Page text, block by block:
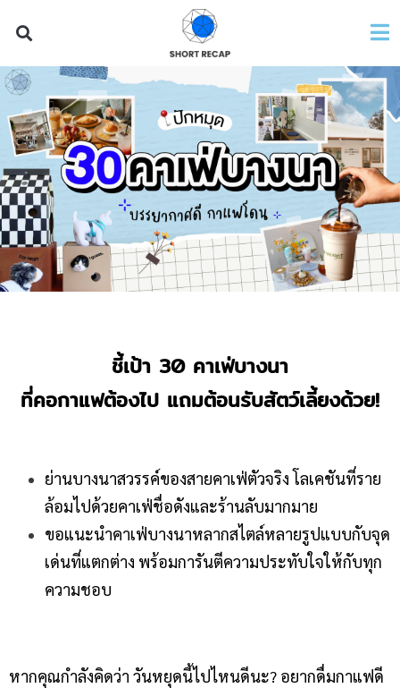
ชี้เป้า 30 คาเฟ่บางนา
ที่คอกาแฟต้องไป แถมต้อนรับสัตว์เลี้ยงด้วย!
ย่านบางนาสวรรค์ของสายคาเฟ่ตัวจริง โลเคชันที่ราย
ล้อมไปด้วยคาเฟ่ชื่อดังและร้านลับมากมาย
ขอแนะนำคาเฟ่บางนาหลากสไตล์หลายรูปแบบกับจุด
เด่นที่แตกต่าง พร้อมการันตีความประทับใจให้กับทุก
ความชอบ
หากคุณกำลังคิดว่า วันหยุดนี้ไปไหนดีนะ? อยากดื่มกาแฟดี